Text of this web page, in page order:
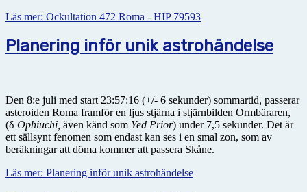
Läs mer: Ockultation 472 Roma - HIP 79593
Planering inför unik astrohändelse
Den 8:e juli med start 23:57:16 (+/- 6 sekunder) sommartid, passerar
asteroiden Roma framför en ljus stjärna i stjärnbilden Ormbäraren,
(δ Ophiuchi, även känd som Yed Prior) under 7,5 sekunder. Det är
ett sällsynt fenomen som endast kan ses i en smal zon, som av
beräkningar att döma kommer att passera Skåne.
Läs mer: Planering inför unik astrohändelse